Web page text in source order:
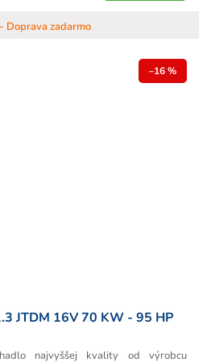
Doprava zadarmo
–16 %
JTDM 16V 70 KW - 95 HP
najvyššej kvality od výrobcu